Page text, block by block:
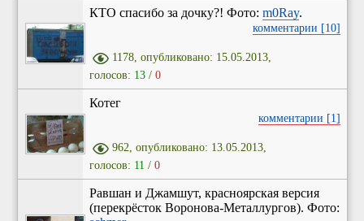
КТО спасибо за дочку?! Фото: m0Ray.
комментарии [10]
1178, опубликовано: 15.05.2013,
голосов: 13/ 0
Котег
комментарии [1]
962, опубликовано: 13.05.2013,
голосов: 11 / 0
Равшан и Джамшут, красноярская версия
(перекрёсток Воронова-Металлургов). Фото: